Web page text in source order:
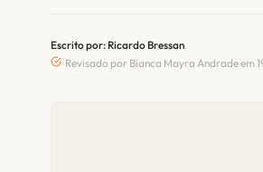
Escrito por: Ricardo Bressan
Revisado por Bianca Mayra Andrade em